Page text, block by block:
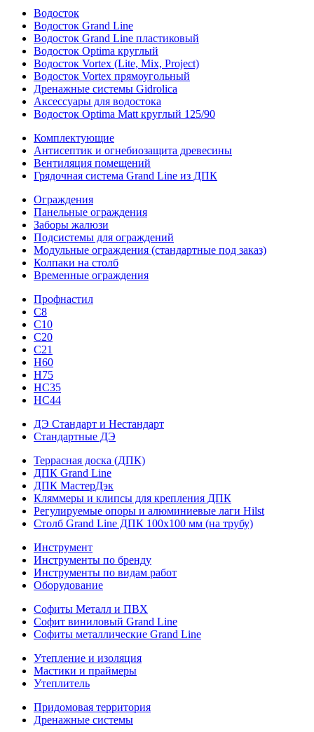
Водосток
Водосток Grand Line
Водосток Grand Line пластиковый
Водосток Optima круглый
Водосток Vortex (Lite, Mix, Project)
Водосток Vortex прямоугольный
Дренажные системы Gidrolica
Аксессуары для водостока
Водосток Optima Matt круглый 125/90
Комплектующие
Антисептик и огнебиозащита древесины
Вентиляция помещений
Грядочная система Grand Line из ДПК
Ограждения
Панельные ограждения
Заборы жалюзи
Подсистемы для ограждений
Модульные ограждения (стандартные под заказ)
Колпаки на столб
Временные ограждения
Профнастил
С8
С10
С20
С21
H60
H75
HС35
НС44
ДЭ Стандарт и Нестандарт
Стандартные ДЭ
Террасная доска (ДПК)
ДПК Grand Line
ДПК МастерДэк
Кляммеры и клипсы для крепления ДПК
Регулируемые опоры и алюминиевые лаги Hilst
Столб Grand Line ДПК 100х100 мм (на трубу)
Инструмент
Инструменты по бренду
Инструменты по видам работ
Оборудование
Софиты Металл и ПВХ
Софит виниловый Grand Line
Софиты металлические Grand Line
Утепление и изоляция
Мастики и праймеры
Утеплитель
Придомовая территория
Дренажные системы